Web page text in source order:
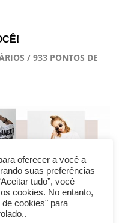
/ 933 PONTOS DE
oferecer a você a
suas preferências
tudo”, você
cookies. No entanto,
cookies" para